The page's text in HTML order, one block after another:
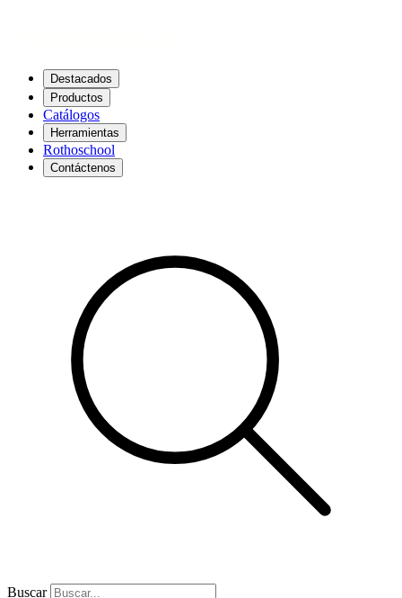
Destacados
Productos
Catálogos
Herramientas
Rothoschool
Contáctenos
Buscar